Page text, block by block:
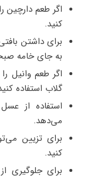
اگر طعم دارچین
کنید.
برای داشتن
به جای خامه
اگر طعم وانیل
گلاب استفاده
استفاده از
می‌دهد.
برای تزیین
کنید.
برای جلوگیری